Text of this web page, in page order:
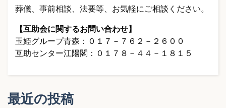
葬儀、事前相談、法要等、お気軽にご相談ください。
【互助会に関するお問い合わせ】
玉姫グループ青森：０１７－７６２－２６００
互助センター江陽閣：０１７８－４４－１８１５
最近の投稿